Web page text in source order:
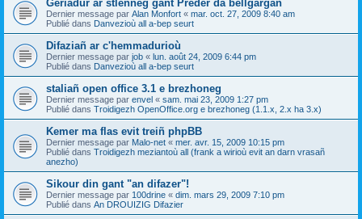
Geriadur ar stlenneg gant Preder da bellgargañ
Dernier message par Alan Monfort « mar. oct. 27, 2009 8:40 am
Publié dans Danvezioù all a-bep seurt
Difaziañ ar c'hemmadurioù
Dernier message par job « lun. août 24, 2009 6:44 pm
Publié dans Danvezioù all a-bep seurt
staliañ open office 3.1 e brezhoneg
Dernier message par envel « sam. mai 23, 2009 1:27 pm
Publié dans Troidigezh OpenOffice.org e brezhoneg (1.1.x, 2.x ha 3.x)
Kemer ma flas evit treiñ phpBB
Dernier message par Malo-net « mer. avr. 15, 2009 10:15 pm
Publié dans Troidigezh meziantoù all (frank a wirioù evit an darn vrasañ
anezho)
Sikour din gant "an difazer"!
Dernier message par 100drine « dim. mars 29, 2009 7:10 pm
Publié dans An DROUIZIG Difazier